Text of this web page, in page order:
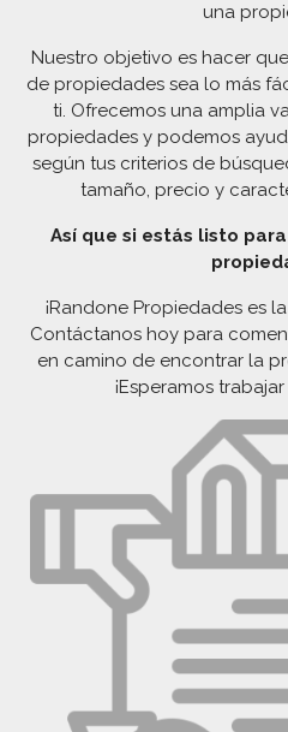
una
Nuestro objetivo es hacer
de propiedades sea lo más
ti. Ofrecemos una amplia
propiedades y podemos
según tus criterios de
tamaño, precio y
Así que si estás listo
¡Randone Propiedades es
Contáctanos hoy para
en camino de encontrar la
¡Esperamos